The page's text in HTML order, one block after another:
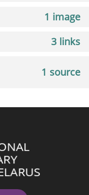
1 image
3 links
1 source